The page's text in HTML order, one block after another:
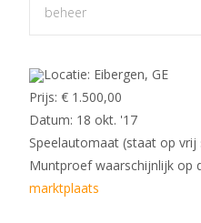
beheer
Locatie: Eibergen, GE
Prijs: € 1.500,00
Datum: 18 okt. '17
Speelautomaat (staat op vrij
Muntproef waarschijnlijk op
marktplaats